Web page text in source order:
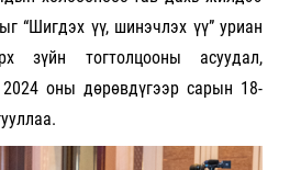
“Шигдэх үү, шинэчлэх үү” уриан
зүйн тогтолцооны асуудал,
оны дөрөвдүгээр сарын 18-